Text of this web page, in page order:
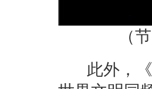
（
此外，《